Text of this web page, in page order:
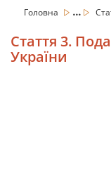
Головна ...
Стаття 3.
України